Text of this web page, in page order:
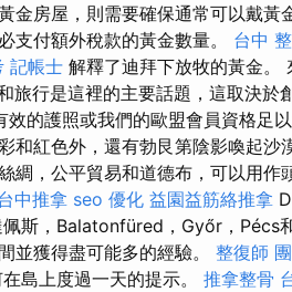
金房屋，則需要確保通常可以戴黃
支付額外稅款的黃金數量。 台中
記帳士 解釋了迪拜下放牧的黃金。
旅行是這裡的主要話題，這取決於
效的護照或我們的歐盟會員資格足
和紅色外，還有勃艮第陰影喚起沙
綢，公平貿易和道德布，可以用作
中推拿 seo 優化 益園益筋絡推拿
斯，Balatonfüred，Győr，Pécs
並獲得盡可能多的經驗。 整復師
島上度過一天的提示。 推拿整骨